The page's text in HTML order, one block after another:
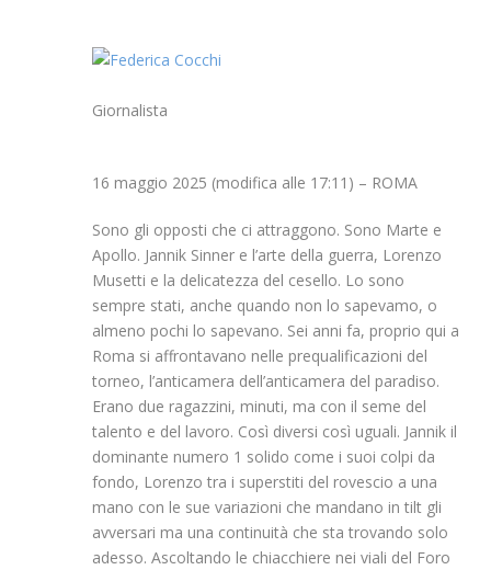
Giornalista
16 maggio 2025 (modifica alle 17:11) – ROMA
Sono gli opposti che ci attraggono. Sono Marte e
Apollo. Jannik Sinner e l’arte della guerra, Lorenzo
Musetti e la delicatezza del cesello. Lo sono
sempre stati, anche quando non lo sapevamo, o
almeno pochi lo sapevano. Sei anni fa, proprio qui a
Roma si affrontavano nelle prequalificazioni del
torneo, l’anticamera dell’anticamera del paradiso.
Erano due ragazzini, minuti, ma con il seme del
talento e del lavoro. Così diversi così uguali. Jannik il
dominante numero 1 solido come i suoi colpi da
fondo, Lorenzo tra i superstiti del rovescio a una
mano con le sue variazioni che mandano in tilt gli
avversari ma una continuità che sta trovando solo
adesso. Ascoltando le chiacchiere nei viali del Foro